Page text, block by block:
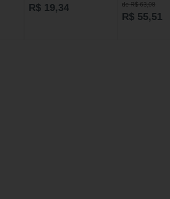
R$ 19,34
Creme para
de R$ 63,08
R$ 55,51